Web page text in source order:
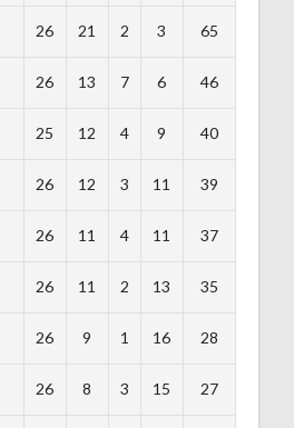
26 21 2 3 65
26 13 7 6 46
25 12 4 9 40
26 12 3 11 39
26 11 4 11 37
26 11 2 13 35
26 9 1 16 28
26 8 3 15 27